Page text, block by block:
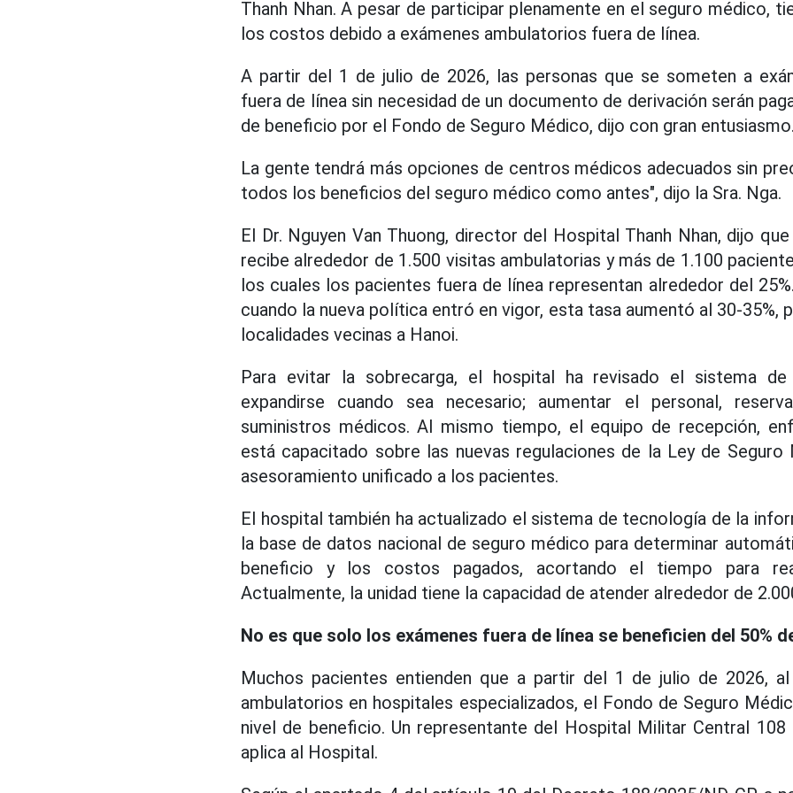
Thanh Nhan. A pesar de participar plenamente en el seguro médico,
los costos debido a exámenes ambulatorios fuera de línea.
A partir del 1 de julio de 2026, las personas que se someten a
fuera de línea sin necesidad de un documento de derivación serán
de beneficio por el Fondo de Seguro Médico, dijo con gran
La gente tendrá más opciones de centros médicos adecuados sin
todos los beneficios del seguro médico como antes", dijo la Sra. Nga.
El Dr. Nguyen Van Thuong, director del Hospital Thanh Nhan, dijo
recibe alrededor de 1.500 visitas ambulatorias y más de 1.100
los cuales los pacientes fuera de línea representan alrededor del
cuando la nueva política entró en vigor, esta tasa aumentó al 30-35%,
localidades vecinas a Hanoi.
Para evitar la sobrecarga, el hospital ha revisado el sistema
expandirse cuando sea necesario; aumentar el personal,
suministros médicos. Al mismo tiempo, el equipo de recepción,
está capacitado sobre las nuevas regulaciones de la Ley de Seguro
asesoramiento unificado a los pacientes.
El hospital también ha actualizado el sistema de tecnología de la
la base de datos nacional de seguro médico para determinar
beneficio y los costos pagados, acortando el tiempo para
Actualmente, la unidad tiene la capacidad de atender alrededor de
No es que solo los exámenes fuera de línea se beneficien del 50%
Muchos pacientes entienden que a partir del 1 de julio de 2026,
ambulatorios en hospitales especializados, el Fondo de Seguro
nivel de beneficio. Un representante del Hospital Militar Central
aplica al Hospital.